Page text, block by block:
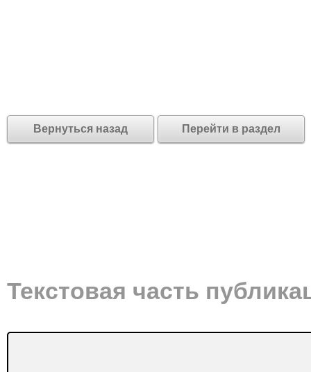
Вернуться назад Перейти в раздел
Текстовая часть